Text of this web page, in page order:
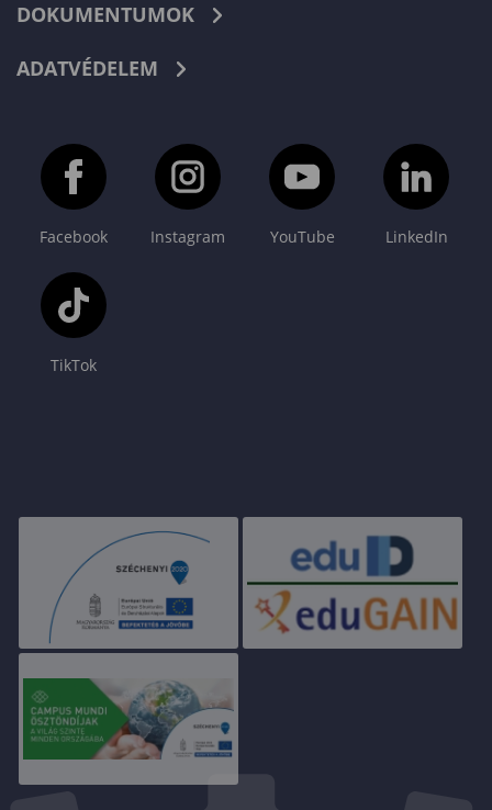
DOKUMENTUMOK
ADATVÉDELEM
Facebook Instagram YouTube LinkedIn
TikTok